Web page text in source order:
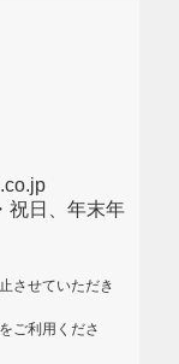
祝日、年末年
させていただき
ご利用くださ